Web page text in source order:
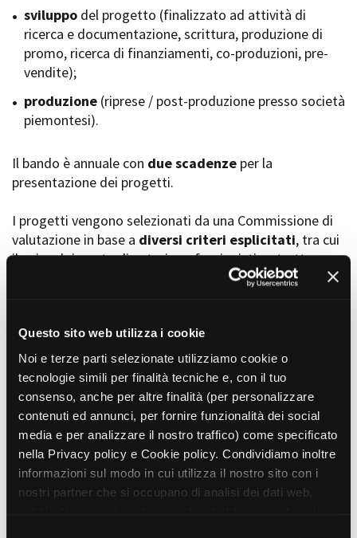
Questo sito web utilizza i cookie
Noi e terze parti selezionate utilizziamo cookie o
tecnologie simili per finalità tecniche e, con il tuo
consenso, anche per altre finalità (per personalizzare
contenuti ed annunci, per fornire funzionalità dei social
media e per analizzare il nostro traffico) come specificato
nella Privacy policy e Cookie policy. Condividiamo inoltre
informazioni sul modo in cui utilizza il nostro sito con i
nostri partner che si occupano di analisi dei dati web,
LOCATION GUIDE
FILM DATABASE
BOOK DATABASE
NEWS
CASTING
Newsletter
Lavora con noi
Stage - Tirocini - Scuola e
Lavoro
per affidamento lavori in
economia
Amministrazione trasparente
Bandi e gare
Whistleblowing
sviluppo del progetto (finalizzato ad attività di
ricerca e documentazione, scrittura, produzione di
promo, ricerca di finanziamenti, co-produzioni, pre-
vendite);
produzione (riprese / post-produzione presso società
piemontesi).
Il bando è annuale con due scadenze per la
presentazione dei progetti.
I progetti vengono selezionati da una Commissione di
valutazione in base a diversi criteri esplicitati, tra cui
il coinvolgimento di autori, professionisti e strutture
torinesi e piemontesi, i co-finanziamenti e l’effettiva
diffusione attraverso molteplici canali (proiezioni in sala,
canali televisivi, homevideo, piattaforme web...).
Progetti in progress
Vedi 105 progetti in progress